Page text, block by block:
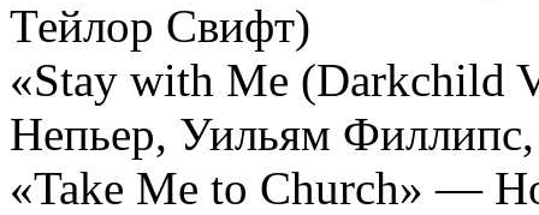
Тейлор Свифт)
«Stay with Me
Непьер, Уильям
«Take Me to Church» —